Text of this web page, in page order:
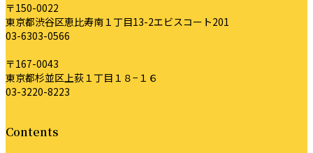
〒150-0022
東京都渋谷区恵比寿南１丁目13-2エビスコート201
03-6303-0566
〒167-0043
東京都杉並区上荻１丁目１８−１６
03-3220-8223
Contents